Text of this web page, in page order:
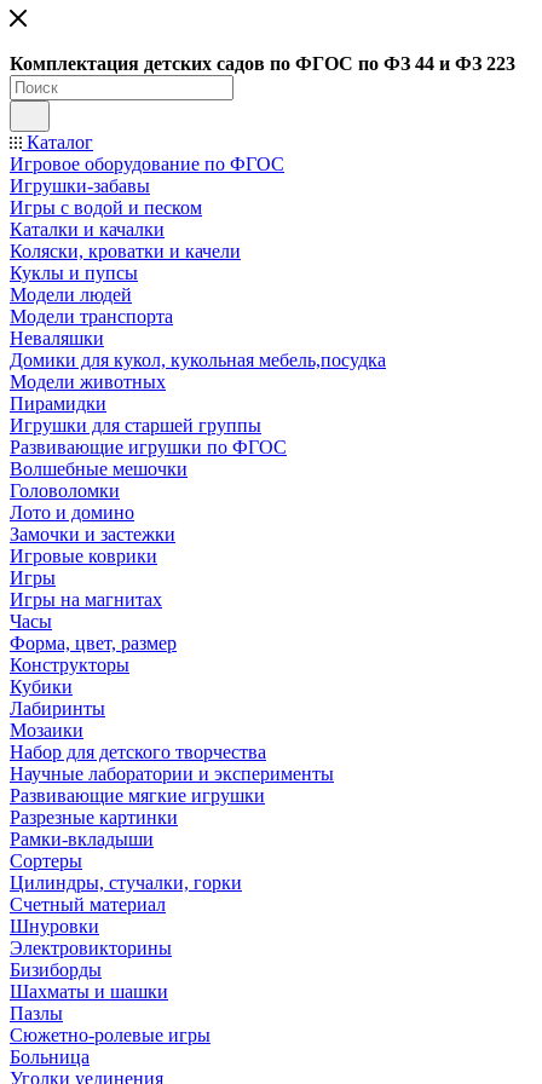
Комплектация детских садов по ФГОC по ФЗ 44 и ФЗ 223
Каталог
Игровое оборудование по ФГОС
Игрушки-забавы
Игры с водой и песком
Каталки и качалки
Коляски, кроватки и качели
Куклы и пупсы
Модели людей
Модели транспорта
Неваляшки
Домики для кукол, кукольная мебель,посудка
Модели животных
Пирамидки
Игрушки для старшей группы
Развивающие игрушки по ФГОС
Волшебные мешочки
Головоломки
Лото и домино
Замочки и застежки
Игровые коврики
Игры
Игры на магнитах
Часы
Форма, цвет, размер
Конструкторы
Кубики
Лабиринты
Мозаики
Набор для детского творчества
Научные лаборатории и эксперименты
Развивающие мягкие игрушки
Разрезные картинки
Рамки-вкладыши
Сортеры
Цилиндры, стучалки, горки
Счетный материал
Шнуровки
Электровикторины
Бизиборды
Шахматы и шашки
Пазлы
Сюжетно-ролевые игры
Больница
Уголки уединения